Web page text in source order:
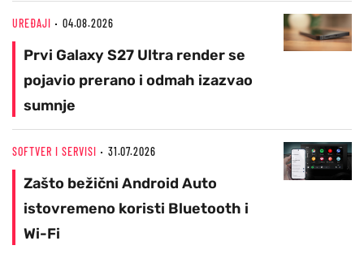
UREĐAJI 04.08.2026
Prvi Galaxy S27 Ultra render se
pojavio prerano i odmah izazvao
sumnje
SOFTVER I SERVISI 31.07.2026
Zašto bežični Android Auto
istovremeno koristi Bluetooth i
Wi-Fi